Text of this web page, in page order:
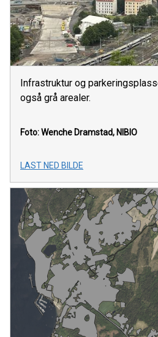
Infrastruktur og
også grå arealer.
Foto: Wenche Dramstad, NIBIO
LAST NED BILDE